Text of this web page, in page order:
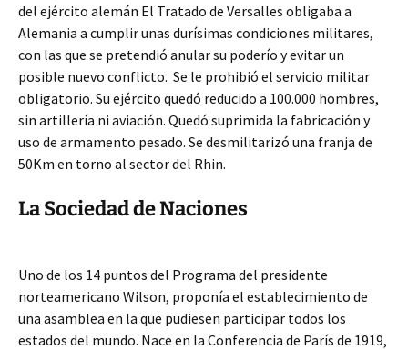
del ejército alemán El Tratado de Versalles obligaba a
Alemania a cumplir unas durísimas condiciones militares,
con las que se pretendió anular su poderío y evitar un
posible nuevo conflicto. Se le prohibió el servicio militar
obligatorio. Su ejército quedó reducido a 100.000 hombres,
sin artillería ni aviación. Quedó suprimida la fabricación y
uso de armamento pesado. Se desmilitarizó una franja de
50Km en torno al sector del Rhin.
La Sociedad de Naciones
Uno de los 14 puntos del Programa del presidente
norteamericano Wilson, proponía el establecimiento de
una asamblea en la que pudiesen participar todos los
estados del mundo. Nace en la Conferencia de París de 1919,